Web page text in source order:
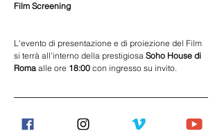
Film Screening
L'evento di presentazione e di proiezione del Film
si terrà all'interno della prestigiosa Soho House di
Roma alle ore 18:00 con ingresso su invito.